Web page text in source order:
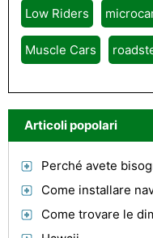
Low Riders
Muscle Cars
Articoli popolari
Perché avete
Come installare